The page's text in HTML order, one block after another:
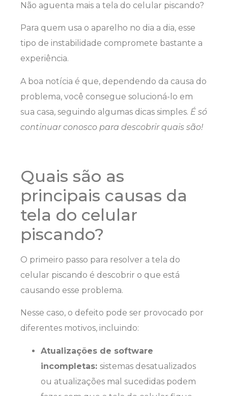
Não aguenta mais a tela do celular piscando?
Para quem usa o aparelho no dia a dia, esse
tipo de instabilidade compromete bastante a
experiência.
A boa notícia é que, dependendo da causa do
problema, você consegue solucioná-lo em
sua casa, seguindo algumas dicas simples. É só
continuar conosco para descobrir quais são!
Quais são as
principais causas da
tela do celular
piscando?
O primeiro passo para resolver a tela do
celular piscando é descobrir o que está
causando esse problema.
Nesse caso, o defeito pode ser provocado por
diferentes motivos, incluindo:
Atualizações de software
incompletas: sistemas desatualizados
ou atualizações mal sucedidas podem